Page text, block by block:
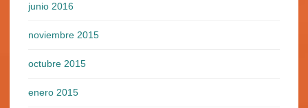
junio 2016
noviembre 2015
octubre 2015
enero 2015